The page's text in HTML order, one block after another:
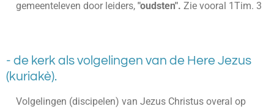
gemeenteleven door leiders, "oudsten". Zie vooral 1Tim. 3
- de kerk als volgelingen van de Here Jezus
(kuriakè).
Volgelingen (discipelen) van Jezus Christus overal op